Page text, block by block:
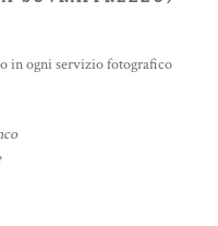
in ogni servizio fotografico